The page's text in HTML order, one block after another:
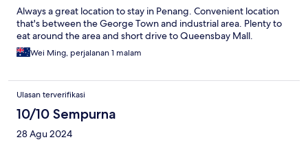
Always a great location to stay in Penang. Convenient location
that's between the George Town and industrial area. Plenty to
eat around the area and short drive to Queensbay Mall.
Wei Ming, perjalanan 1 malam
Ulasan terverifikasi
10/10 Sempurna
28 Agu 2024